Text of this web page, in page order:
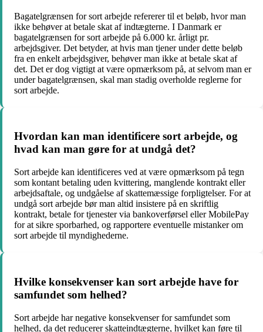
Bagatelgrænsen for sort arbejde refererer til et beløb, hvor man
ikke behøver at betale skat af indtægterne. I Danmark er
bagatelgrænsen for sort arbejde på 6.000 kr. årligt pr.
arbejdsgiver. Det betyder, at hvis man tjener under dette beløb
fra en enkelt arbejdsgiver, behøver man ikke at betale skat af
det. Det er dog vigtigt at være opmærksom på, at selvom man er
under bagatelgrænsen, skal man stadig overholde reglerne for
sort arbejde.
Hvordan kan man identificere sort arbejde, og
hvad kan man gøre for at undgå det?
Sort arbejde kan identificeres ved at være opmærksom på tegn
som kontant betaling uden kvittering, manglende kontrakt eller
arbejdsaftale, og undgåelse af skattemæssige forpligtelser. For at
undgå sort arbejde bør man altid insistere på en skriftlig
kontrakt, betale for tjenester via bankoverførsel eller MobilePay
for at sikre sporbarhed, og rapportere eventuelle mistanker om
sort arbejde til myndighederne.
Hvilke konsekvenser kan sort arbejde have for
samfundet som helhed?
Sort arbejde har negative konsekvenser for samfundet som
helhed, da det reducerer skatteindtægterne, hvilket kan føre til